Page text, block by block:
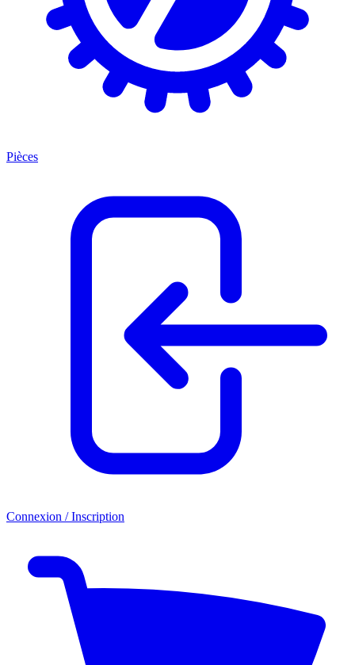
Pièces
Connexion / Inscription